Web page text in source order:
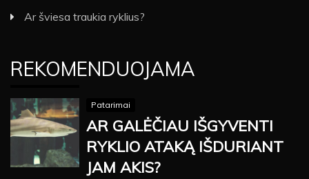
Ar šviesa traukia ryklius?
REKOMENDUOJAMA
Patarimai
AR GALĖČIAU IŠGYVENTI
RYKLIO ATAKĄ IŠDURIANT
JAM AKIS?